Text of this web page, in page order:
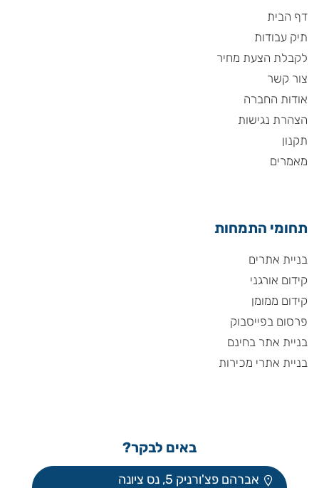
דף הבית
תיק עבודות
לקבלת הצעת מחיר
צור קשר
אודות החברה
הצהרת נגישות
תקנון
מאמרים
תחומי התמחות
בניית אתרים
קידום אורגני
קידום ממומן
פרסום בפייסבוק
בניית אתר בחינם
בניית אתרי מכירות
באים לבקר?
אברהם פצ'ורניק 5, נס ציונה